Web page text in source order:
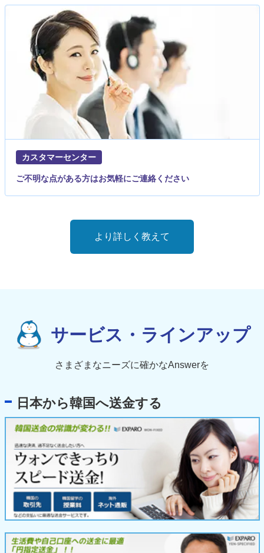
カスタマーセンター
ご不明な点がある方はお気軽にご連絡ください
より詳しく教えて
サービス・ラインアップ
さまざまなニーズに確かなAnswerを
日本から韓国へ送金する